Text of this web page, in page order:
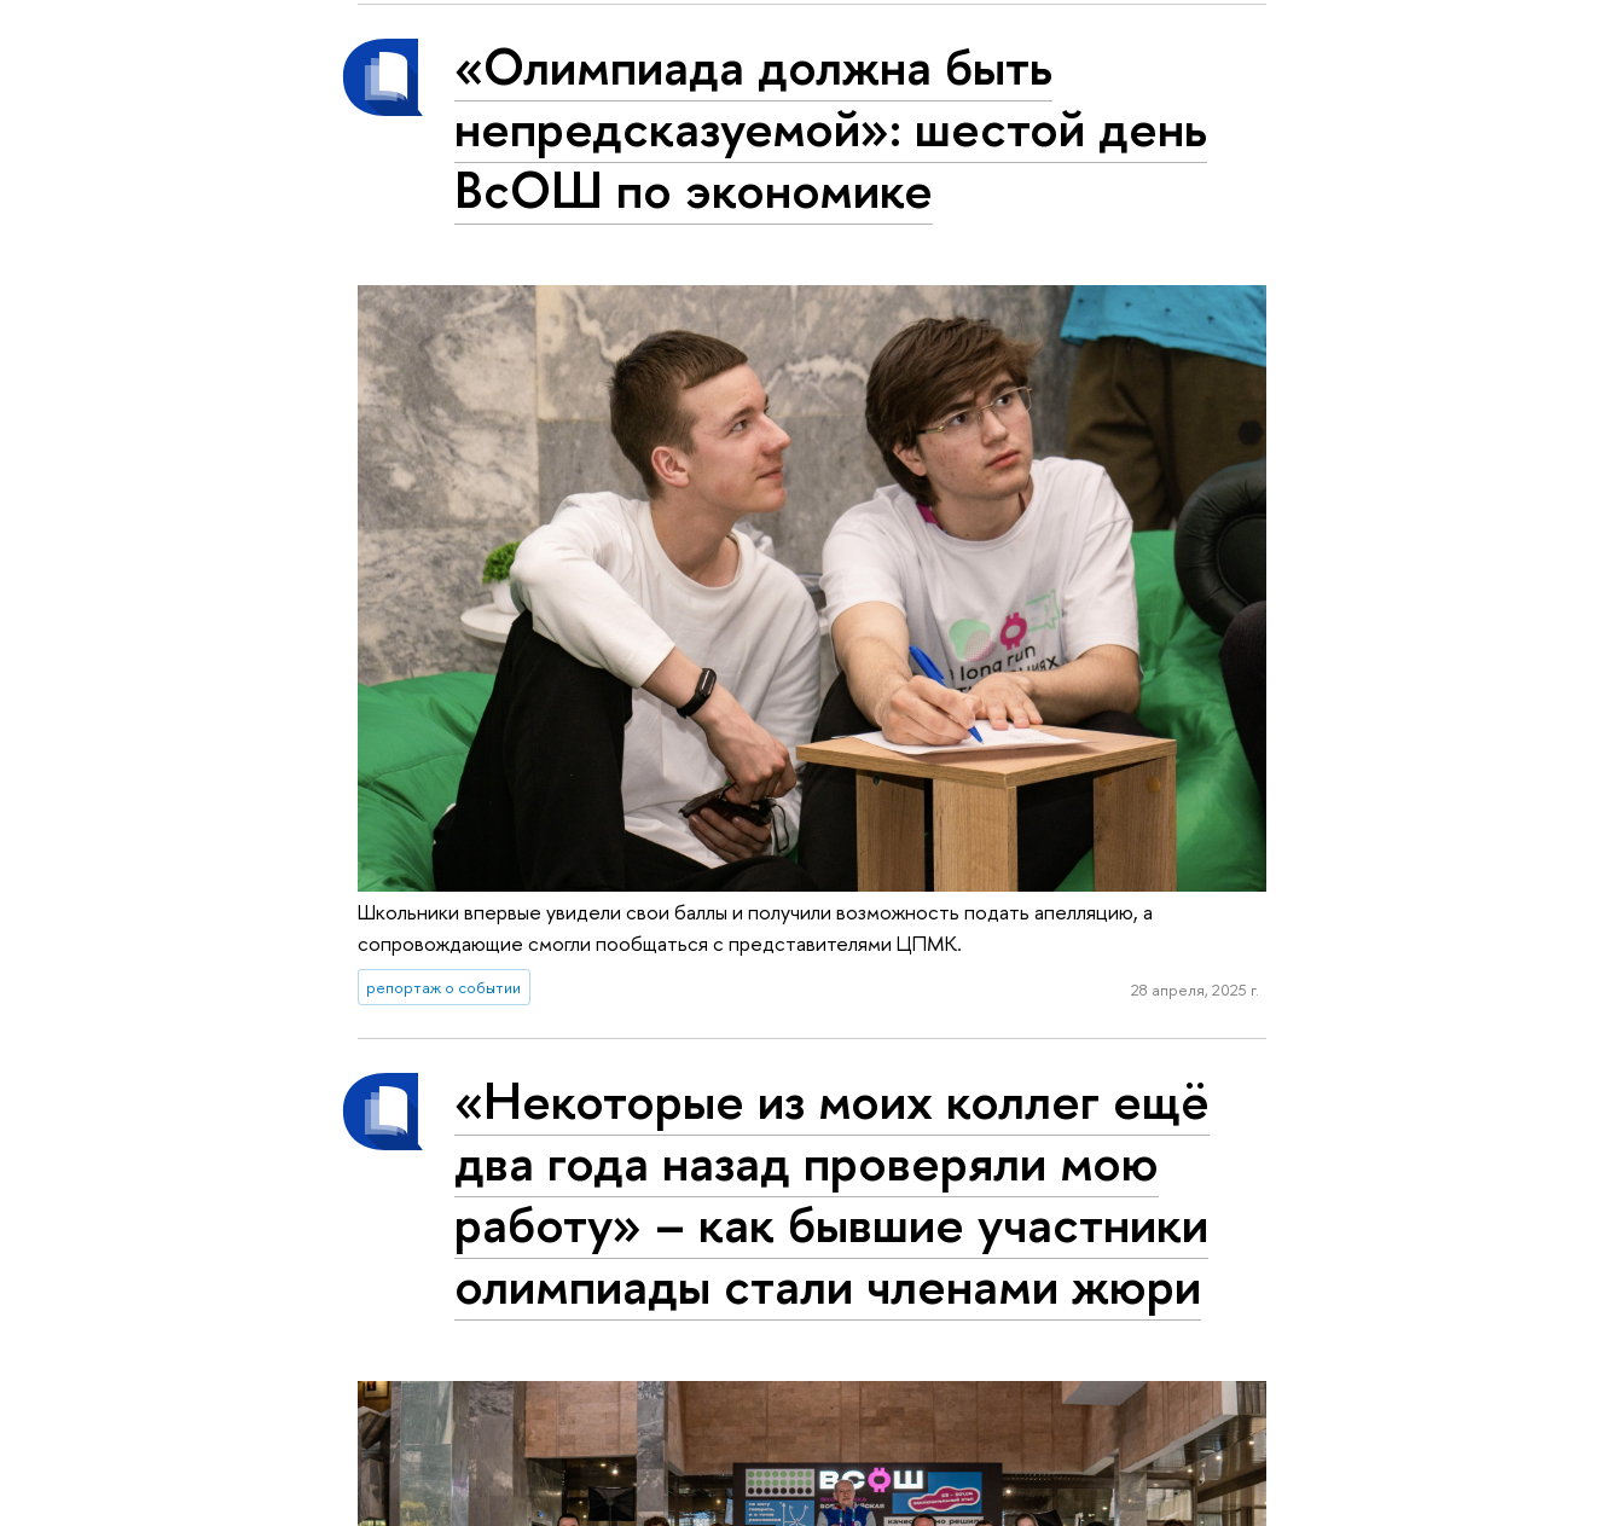
«Олимпиада должна быть
непредсказуемой»: шестой день
ВсОШ по экономике
Школьники впервые увидели свои баллы и получили возможность подать апелляцию, а
сопровождающие смогли пообщаться с представителями ЦПМК.
репортаж о событии 28 апреля, 2025 г.
«Некоторые из моих коллег ещё
два года назад проверяли мою
работу» – как бывшие участники
олимпиады стали членами жюри